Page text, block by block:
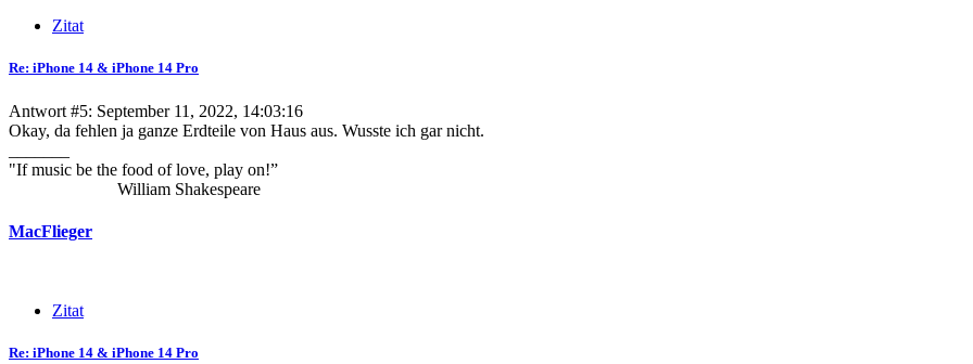
Zitat
Re: iPhone 14 & iPhone 14 Pro
Antwort #5: September 11, 2022, 14:03:16
Okay, da fehlen ja ganze Erdteile von Haus aus. Wusste ich gar nicht.
"If music be the food of love, play on!”
William Shakespeare
MacFlieger
Zitat
Re: iPhone 14 & iPhone 14 Pro